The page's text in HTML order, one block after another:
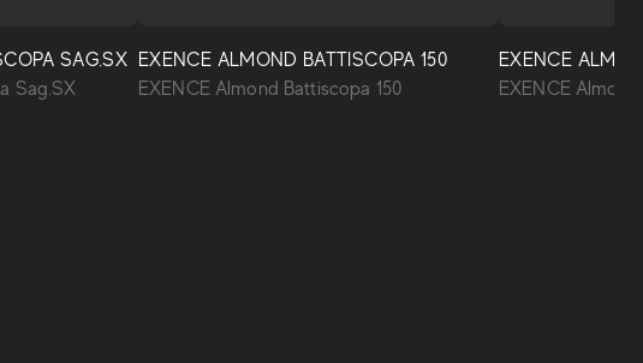
SAG.SX
Sag.SX
EXENCE ALMOND BATTISCOPA 150
EXENCE Almond Battiscopa 150
EXENCE
EXENCE